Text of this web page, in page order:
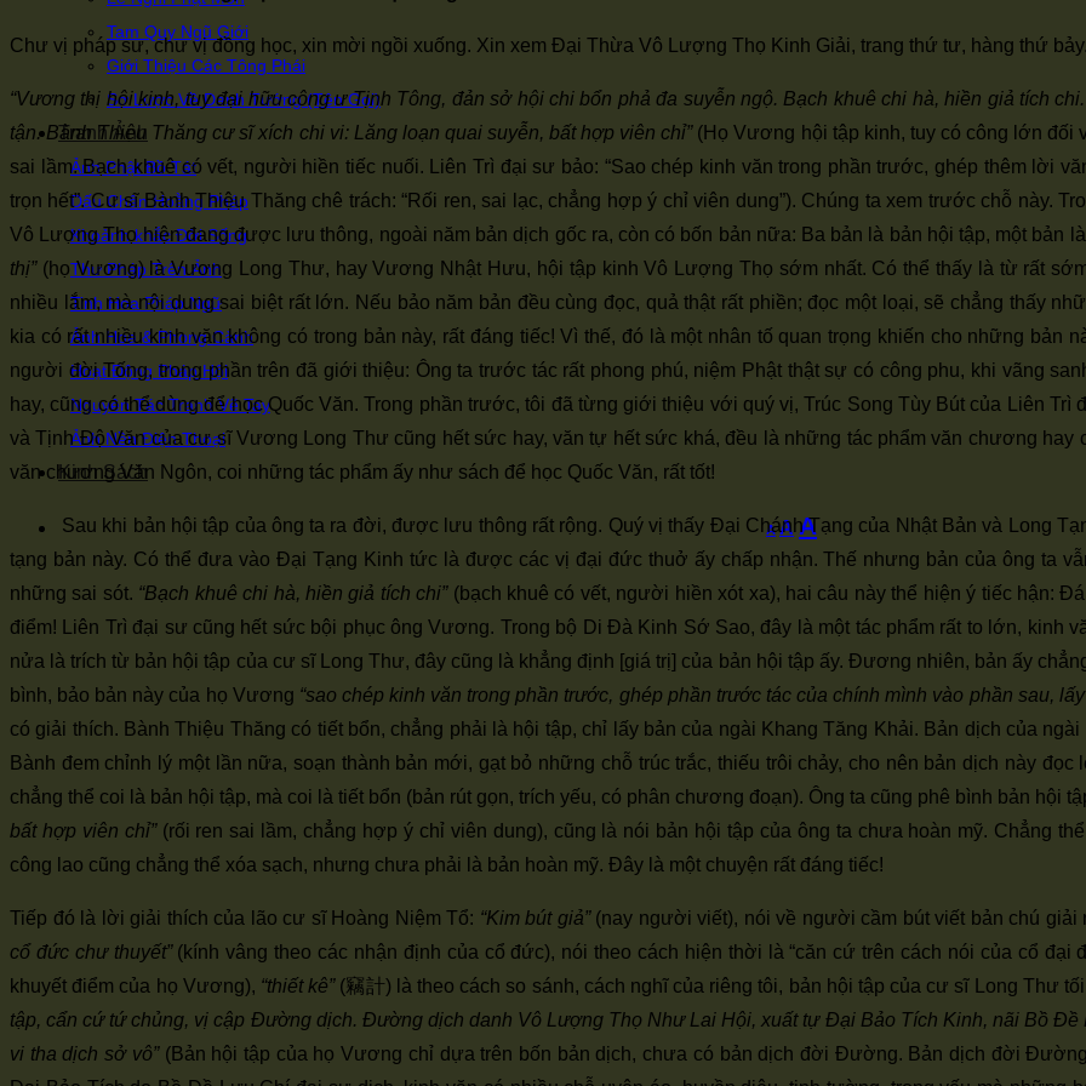
Tam Quy Ngũ Giới
Giới Thiệu Các Tông Phái
Sơ Lược Về Danh Tướng (Tên Gọi)
Tranh Ảnh
Ảnh Phật Bồ Tát
Dấu Chân Hoằng Pháp
Khoảnh khắc Đời Sống
Thư Pháp Trên Ảnh
Tinh Hoa Pháp Ngữ
Ảnh Hoa & Phong Cảnh
Hoạt Động Pháp Hội
Nguyên Tác Tranh Vẽ Tay
Ảnh Nền Điện Thoại
Kinh Sách
ADecrease
font
size.
AReset
font
size.
AIncrease
font
size.
Chư vị pháp sư, chư vị đồng học, xin mời ngồi xuống. Xin xem Đại Thừa Vô Lượng Thọ Kinh Giải, trang thứ tư, hàng thứ
“Vương thị hội kinh, tuy đại hữu công ư Tịnh Tông, đản sở hội chi bổn phả đa suyễn ngộ. Bạch khuê chi hà, hiền giả tích
tận. Bành Thiệu Thăng cư sĩ xích chi vi: Lăng loạn quai suyễn, bất hợp viên chỉ”(Họ Vương hội tập kinh, tuy có công lớn đối
sai lầm. Bạch khuê có vết, người hiền tiếc nuối. Liên Trì đại sư bảo: “Sao chép kinh văn trong phần trước, ghép thêm lời
trọn hết”. Cư sĩ Bành Thiệu Thăng chê trách: “Rối ren, sai lạc, chẳng hợp ý chỉ viên dung”). Chúng ta xem trước chỗ này.
Vô Lượng Thọ hiện đang được lưu thông, ngoài năm bản dịch gốc ra, còn có bốn bản nữa: Ba bản là bản hội tập, một bản
thị”(họ Vương) là Vương Long Thư, hay Vương Nhật Hưu, hội tập kinh Vô Lượng Thọ sớm nhất. Có thể thấy là từ rất
nhiều lắm, mà nội dung sai biệt rất lớn. Nếu bảo năm bản đều cùng đọc, quả thật rất phiền; đọc một loại, sẽ chẳng thấy
kia có rất nhiều kinh văn không có trong bản này, rất đáng tiếc! Vì thế, đó là một nhân tố quan trọng khiến cho những
người đời Tống, trong phần trên đã giới thiệu: Ông ta trước tác rất phong phú, niệm Phật thật sự có công phu, khi vãng
hay, cũng có thể dùng để học Quốc Văn. Trong phần trước, tôi đã từng giới thiệu với quý vị, Trúc Song Tùy Bút của Liên
và Tịnh Độ Văn của cư sĩ Vương Long Thư cũng hết sức hay, văn tự hết sức khá, đều là những tác phẩm văn chương hay
văn chương Văn Ngôn, coi những tác phẩm ấy như sách để học Quốc Văn, rất tốt!
Sau khi bản hội tập của ông ta ra đời, được lưu thông rất rộng. Quý vị thấy Đại Chánh Tạng của Nhật Bản và Long
tạng bản này. Có thể đưa vào Đại Tạng Kinh tức là được các vị đại đức thuở ấy chấp nhận. Thế nhưng bản của ông ta
những sai sót. “Bạch khuê chi hà, hiền giả tích chi”(bạch khuê có vết, người hiền xót xa), hai câu này thể hiện ý tiếc hận:
điểm! Liên Trì đại sư cũng hết sức bội phục ông Vương. Trong bộ Di Đà Kinh Sớ Sao, đây là một tác phẩm rất to lớn, kinh
nửa là trích từ bản hội tập của cư sĩ Long Thư, đây cũng là khẳng định [giá trị] của bản hội tập ấy. Đương nhiên, bản ấy
bình, bảo bản này của họ Vương “sao chép kinh văn trong phần trước, ghép phần trước tác của chính mình vào phần sau,
có giải thích. Bành Thiệu Thăng có tiết bổn, chẳng phải là hội tập, chỉ lấy bản của ngài Khang Tăng Khải. Bản dịch của
Bành đem chỉnh lý một lần nữa, soạn thành bản mới, gạt bỏ những chỗ trúc trắc, thiếu trôi chảy, cho nên bản dịch này
chẳng thể coi là bản hội tập, mà coi là tiết bổn (bản rút gọn, trích yếu, có phân chương đoạn). Ông ta cũng phê bình bản hội
bất hợp viên chỉ” (rối ren sai lầm, chẳng hợp ý chỉ viên dung), cũng là nói bản hội tập của ông ta chưa hoàn mỹ. Chẳng
công lao cũng chẳng thể xóa sạch, nhưng chưa phải là bản hoàn mỹ. Đây là một chuyện rất đáng tiếc!
Tiếp đó là lời giải thích của lão cư sĩ Hoàng Niệm Tổ: “Kim bút giả”(nay người viết), nói về người cầm bút viết bản chú
cổ đức chư thuyết”(kính vâng theo các nhận định của cổ đức), nói theo cách hiện thời là “căn cứ trên cách nói của cổ đại
khuyết điểm của họ Vương), “thiết kê”(竊計) là theo cách so sánh, cách nghĩ của riêng tôi, bản hội tập của cư sĩ Long Thư
tập, cẩn cứ tứ chủng, vị cập Đường dịch. Đường dịch danh Vô Lượng Thọ Như Lai Hội, xuất tự Đại Bảo Tích Kinh, nãi Bồ
vi tha dịch sở vô”(Bản hội tập của họ Vương chỉ dựa trên bốn bản dịch, chưa có bản dịch đời Đường. Bản dịch đời